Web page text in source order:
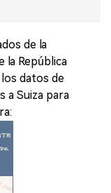
de la
la República
los datos de
a Suiza para